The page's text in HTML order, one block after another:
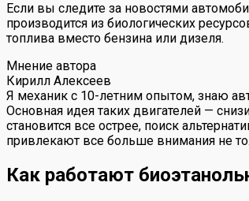
Если вы следите за новостями
производится из биологических
топлива вместо бензина или дизеля.
Мнение автора
Кирилл Алексеев
Я механик с 10-летним опытом, знаю
Основная идея таких двигателей —
становится все острее, поиск
привлекают все больше внимания не
Как работают